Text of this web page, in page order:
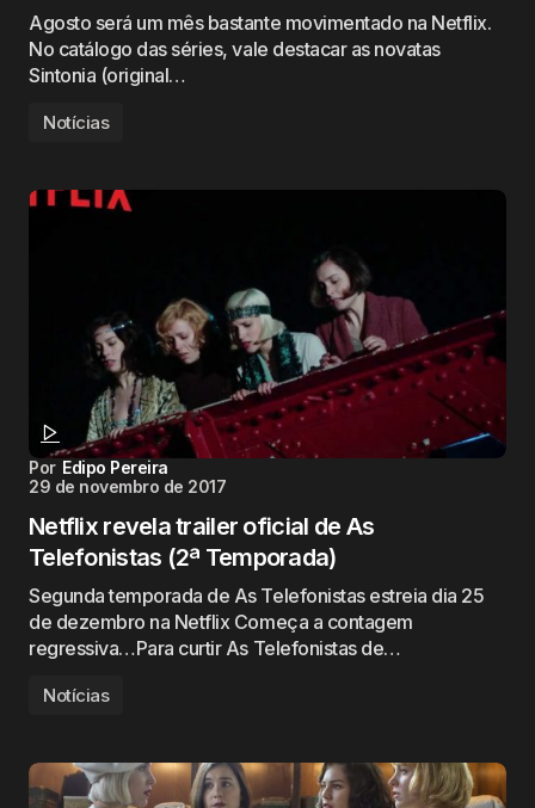
Agosto será um mês bastante movimentado na Netflix.
No catálogo das séries, vale destacar as novatas
Sintonia (original…
Notícias
Por Edipo Pereira
29 de novembro de 2017
Netflix revela trailer oficial de As
Telefonistas (2ª Temporada)
Segunda temporada de As Telefonistas estreia dia 25
de dezembro na Netflix Começa a contagem
regressiva…Para curtir As Telefonistas de…
Notícias